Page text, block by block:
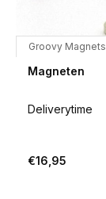
Groovy Magnets
Magneten
Deliverytime
€16,95